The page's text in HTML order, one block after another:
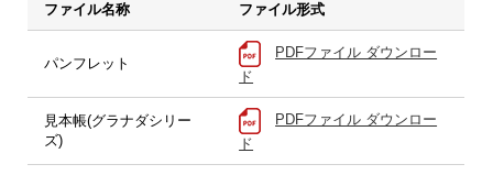
ファイル名称 ファイル形式
パンフレット
PDFファイル ダウンロー
ド
見本帳(グラナダシリー
ズ)
PDFファイル ダウンロー
ド